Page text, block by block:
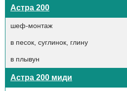
Астра 200
шеф-монтаж
в песок, суглинок, глину
в плывун
Астра 200 миди